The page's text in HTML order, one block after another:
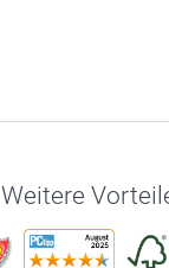
Weitere